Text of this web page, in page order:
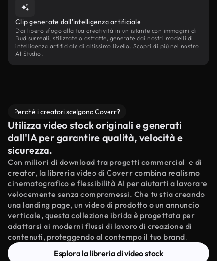
Clip generate dall'intelligenza artificiale
Dai libero sfogo alla tua creatività in un istante con immagini di
Bud surreali, stilizzate o astratte, generate dai nostri modelli di
intelligenza artificiale di altissimo livello. Scopri di più nel nostro
AI Studio.
Perché i creatori scelgono Coverr?
Utilizza video stock originali e generati
dall'IA per garantire qualità, velocità e
sicurezza.
Con milioni di download tra progetti commerciali e di
creator, la libreria video di Coverr combina realismo
cinematografico e flessibilità AI per aiutarti a lavorare
velocemente senza compromessi. Che tu stia creando
una landing page, un video di prodotto o un annuncio
verticale, questa collezione ibrida è progettata per
adattarsi ai moderni flussi di lavoro di creazione di
contenuti, proteggendo al contempo il tuo brand.
Esplora la libreria di video stock